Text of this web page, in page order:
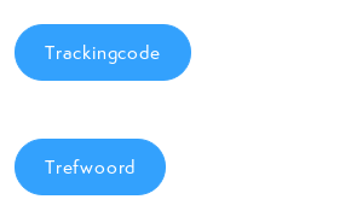
Trackingcode
Trefwoord